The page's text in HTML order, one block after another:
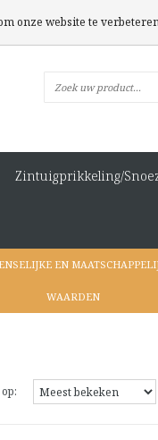
Zintuigprikkeling/
EN
WAARDEN
onze website te